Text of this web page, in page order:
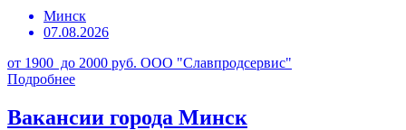
Минск
07.08.2026
от 1900 до 2000 руб. ООО "Славпродсервис"
Подробнее
Вакансии города Минск